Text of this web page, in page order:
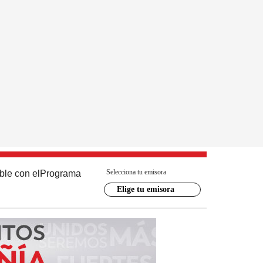
con el Programa Selecciona tu emisora
Elige tu emisora